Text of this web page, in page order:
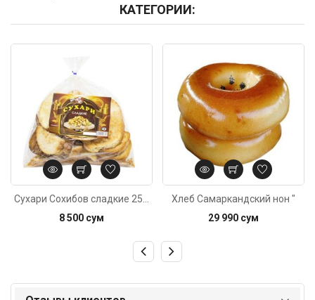
КАТЕГОРИИ:
8 500 сум
Хлеб Самаркандский нон "
29 990 сум